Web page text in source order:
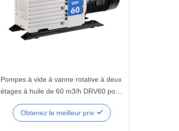
Pompes à vide à vanne rotative à deux
étages à huile de 60 m3/h DRV60 pour
système de réfrigération
Obtenez le meilleur prix